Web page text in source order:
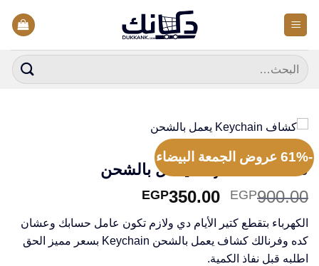
للمحتوى
البحث
عن:
-61% عروض الجمعة البيضاء
جميع المنتجات
كشاف Keychain يعمل بالشحن
EGP900.00
السعر
الأصلي
هو:
EGP900.00.
EGP350.00
الحالي
هو:
EGP350.00.
الكهرباء بتقطع كتير الأيام دي ولازم تكون عامل حسابك وعشان
كده وفرنالك كشاف يعمل بالشحن Keychain بسعر مميز الحق
اطلبه قبل نفاذ الكمية.